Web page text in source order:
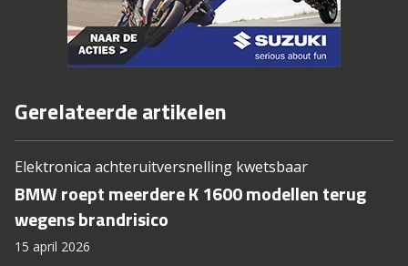
Gerelateerde artikelen
Elektronica achteruitversnelling kwetsbaar
BMW roept meerdere K 1600 modellen terug
wegens brandrisico
15 april 2026